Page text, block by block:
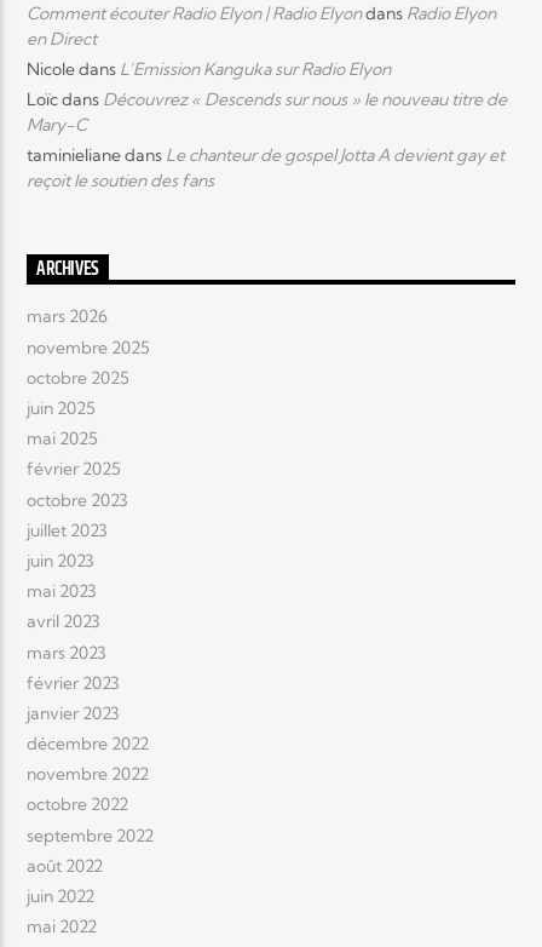
Comment écouter Radio Elyon | Radio Elyondans Radio Elyon
en Direct
Nicoledans L’Emission Kanguka sur Radio Elyon
Loïcdans Découvrez « Descends sur nous » le nouveau titre de
Mary-C
taminielianedans Le chanteur de gospel Jotta A devient gay et
reçoit le soutien des fans
ARCHIVES
mars 2026
novembre 2025
octobre 2025
juin 2025
mai 2025
février 2025
octobre 2023
juillet 2023
juin 2023
mai 2023
avril 2023
mars 2023
février 2023
janvier 2023
décembre 2022
novembre 2022
octobre 2022
septembre 2022
août 2022
juin 2022
mai 2022